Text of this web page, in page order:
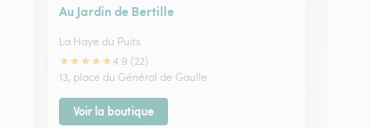
Au Jardin de Bertille
La Haye du Puits
★★★★★4.9 (22)
13, place du Général de Gaulle
Voir la boutique